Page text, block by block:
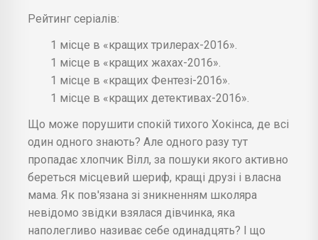
Рейтинг серіалів:
1 місце в «кращих трилерах-2016».
1 місце в «кращих жахах-2016».
1 місце в «кращих Фентезі-2016».
1 місце в «кращих детективах-2016».
Що може порушити спокій тихого Хокінса, де всі
один одного знають? Але одного разу тут
пропадає хлопчик Вілл, за пошуки якого активно
береться місцевий шериф, кращі друзі і власна
мама. Як пов'язана зі зникненням школяра
невідомо звідки взялася дівчинка, яка
наполегливо називає себе одинадцять? І що